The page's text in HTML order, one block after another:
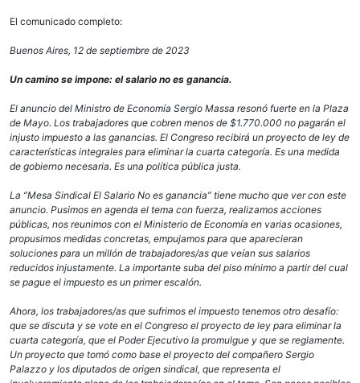
El comunicado completo:
Buenos Aires, 12 de septiembre de 2023
Un camino se impone: el salario no es ganancia.
El anuncio del Ministro de Economía Sergio Massa resonó fuerte en la Plaza
de Mayo. Los trabajadores que cobren menos de $1.770.000 no pagarán el
injusto impuesto a las ganancias. El Congreso recibirá un proyecto de ley de
características integrales para eliminar la cuarta categoría. Es una medida
de gobierno necesaria. Es una política pública justa.
La “Mesa Sindical El Salario No es ganancia” tiene mucho que ver con este
anuncio. Pusimos en agenda el tema con fuerza, realizamos acciones
públicas, nos reunimos con el Ministerio de Economía en varias ocasiones,
propusimos medidas concretas, empujamos para que aparecieran
soluciones para un millón de trabajadores/as que veían sus salarios
reducidos injustamente. La importante suba del piso mínimo a partir del cual
se pague el impuesto es un primer escalón.
Ahora, los trabajadores/as que sufrimos el impuesto tenemos otro desafío:
que se discuta y se vote en el Congreso el proyecto de ley para eliminar la
cuarta categoría, que el Poder Ejecutivo la promulgue y que se reglamente.
Un proyecto que tomó como base el proyecto del compañero Sergio
Palazzo y los diputados de origen sindical, que representa el